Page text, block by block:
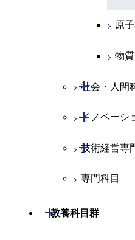
原
物
社会・人間
開閉
社
イノベーシ
開閉
イ
人
技術経営専
開閉
技
専門科目
教養科目群
開閉